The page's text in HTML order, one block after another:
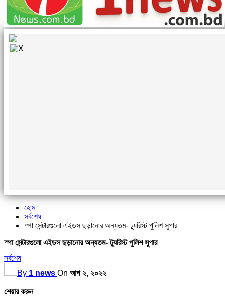
হোম
সর্বশেষ
স্পা সেন্টারগুলো এইডস ছড়ানোর অন্যতম- ট্যুরিস্ট পুলিশ সুপার
স্পা সেন্টারগুলো এইডস ছড়ানোর অন্যতম- ট্যুরিস্ট পুলিশ সুপার
সর্বশেষ
By 1 news On আগ ২, ২০২২
শেয়ার করুন